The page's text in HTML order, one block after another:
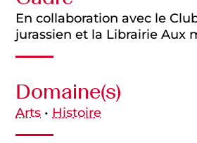
En collaboration avec le
jurassien et la Librairie Aux
Domaine(s)
Arts • Histoire